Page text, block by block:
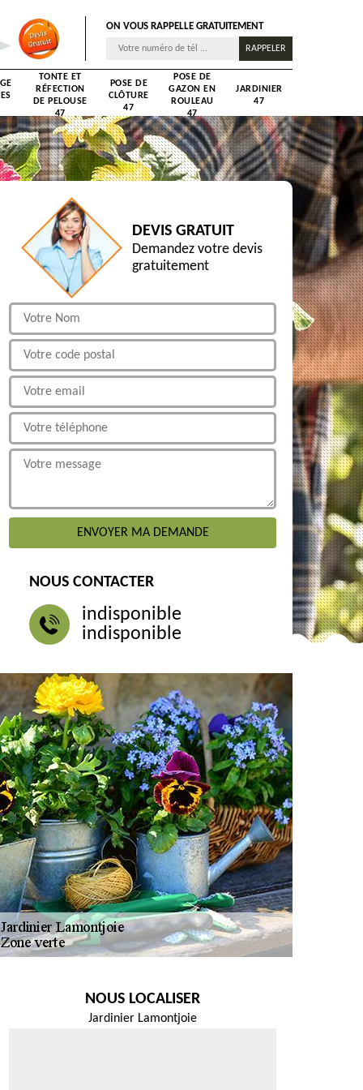
ON VOUS RAPPELLE GRATUITEMENT
TONTE ET
RÉFECTION
DE PELOUSE
47
POSE DE
CLÔTURE
47
POSE DE
GAZON EN
ROULEAU
47
JARDINIER
47
DEVIS GRATUIT
Demandez votre devis
gratuitement
NOUS CONTACTER
indisponible
indisponible
NOUS LOCALISER
Jardinier Lamontjoie